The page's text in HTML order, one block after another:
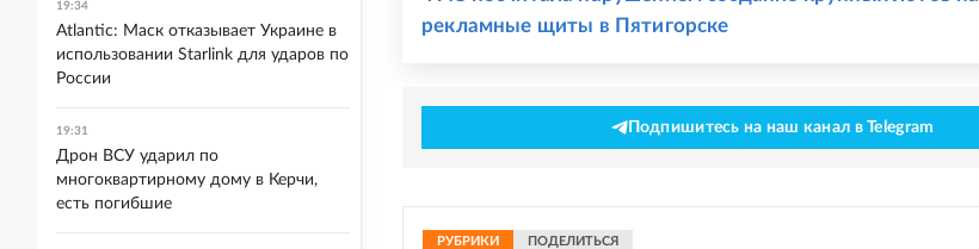
рекламные щиты в Пятигорске
Подпишитесь на наш канал в Telegram
РУБРИКИ ПОДЕЛИТЬСЯ
19:34
Atlantic: Маск отказывает Украине в
использовании Starlink для ударов по
России
19:31
Дрон ВСУ ударил по
многоквартирному дому в Керчи,
есть погибшие